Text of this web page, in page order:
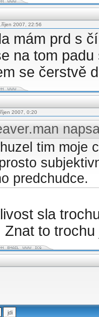
2007, 22:56
mám prd s
na tom
se čerstvě
2007, 0:20
tim moje
predchudce.
sla
Znat to trochu